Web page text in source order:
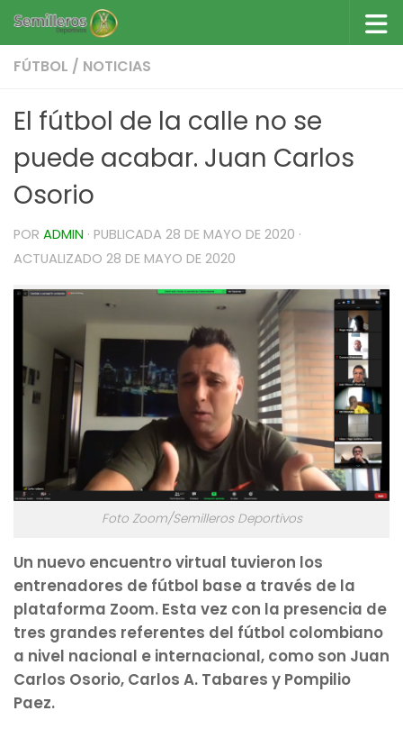
Saltar al contenido
FÚTBOL / NOTICIAS
El fútbol de la calle no se
puede acabar. Juan Carlos
Osorio
POR ADMIN · PUBLICADA 28 DE MAYO DE 2020 ·
ACTUALIZADO 28 DE MAYO DE 2020
Foto Zoom/Semilleros Deportivos
Un nuevo encuentro virtual tuvieron los
entrenadores de fútbol base a través de la
plataforma Zoom. Esta vez con la presencia de
tres grandes referentes del fútbol colombiano
a nivel nacional e internacional, como son Juan
Carlos Osorio, Carlos A. Tabares y Pompilio
Paez.